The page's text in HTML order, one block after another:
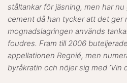
ståltankar för jäsning, men har
cement då han tycker att det ger
mognadslagringen används
foudres. Fram till 2006
appellationen Regnié, men
byråkratin och nöjer sig med ’Vin